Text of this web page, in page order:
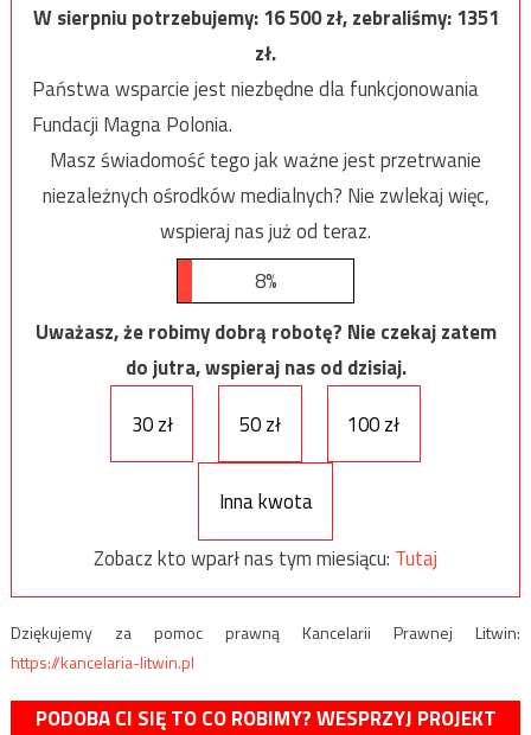
W sierpniu potrzebujemy:16 500zł, zebraliśmy:1351
zł.
Państwa wsparcie jest niezbędne dla funkcjonowania
Fundacji Magna Polonia.
Masz świadomość tego jak ważne jest przetrwanie
niezależnych ośrodków medialnych? Nie zwlekaj więc,
wspieraj nas już od teraz.
8%
Uważasz, że robimy dobrą robotę? Nie czekaj zatem
do jutra, wspieraj nas od dzisiaj.
30 zł
50 zł 100 zł
Inna kwota
Zobacz kto wparł nas tym miesiącu: Tutaj
Dziękujemy za pomoc prawną Kancelarii Prawnej Litwin:
https://kancelaria-litwin.pl
PODOBA CI SIĘ TO CO ROBIMY? WESPRZYJ PROJEKT